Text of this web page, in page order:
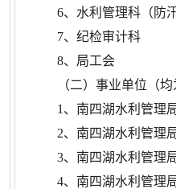
6、水利管理科（防
7、纪检审计科
8、局工会
（二）事业单位（
1、南四湖水利管理
2、南四湖水利管理
3、南四湖水利管理
4、南四湖水利管理